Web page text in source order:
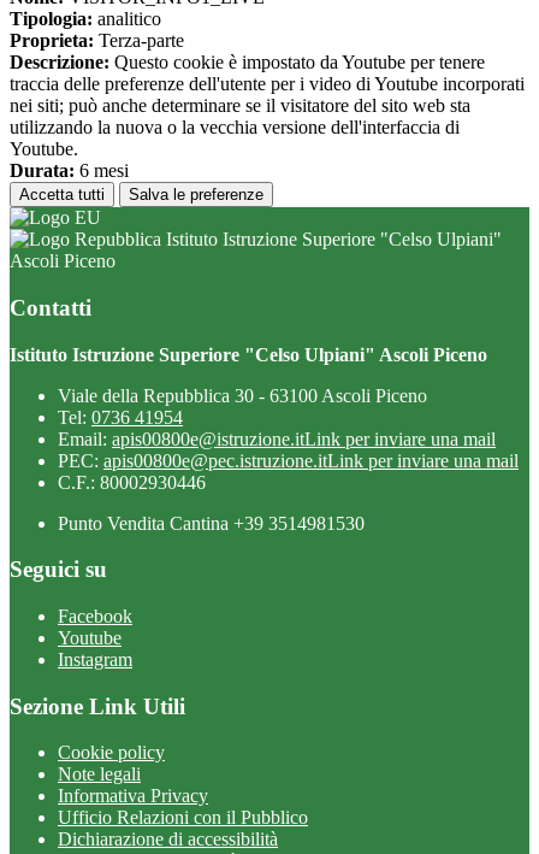
Tipologia: analitico
Proprieta: Terza-parte
Descrizione: Questo cookie è impostato da Youtube per tenere
traccia delle preferenze dell'utente per i video di Youtube incorporati
nei siti; può anche determinare se il visitatore del sito web sta
utilizzando la nuova o la vecchia versione dell'interfaccia di
Youtube.
Durata: 6 mesi
Accetta tutti Salva le preferenze
Istituto Istruzione Superiore "Celso Ulpiani"
Ascoli Piceno
Contatti
Istituto Istruzione Superiore "Celso Ulpiani" Ascoli Piceno
Viale della Repubblica 30 - 63100 Ascoli Piceno
Tel: 0736 41954
Email: apis00800e@istruzione.itLink per inviare una mail
PEC: apis00800e@pec.istruzione.itLink per inviare una mail
C.F.: 80002930446
Punto Vendita Cantina +39 3514981530
Seguici su
Facebook
Youtube
Instagram
Sezione Link Utili
Cookie policy
Note legali
Informativa Privacy
Ufficio Relazioni con il Pubblico
Dichiarazione di accessibilità